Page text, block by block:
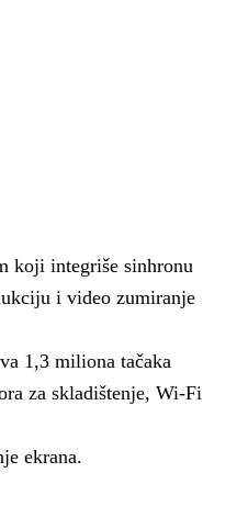
koji integriše sinhronu
i video zumiranje
1,3 miliona tačaka
za skladištenje, Wi-Fi
ekrana.